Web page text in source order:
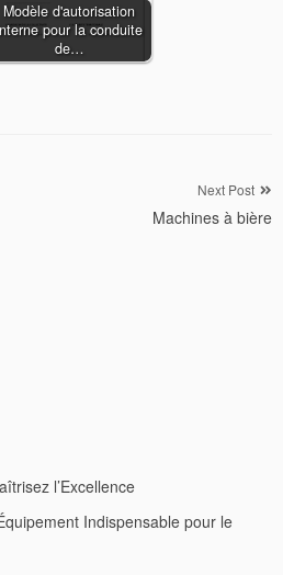
Modèle d'autorisation
pour la conduite
de…
Next Post
Machines à bière
l’Excellence
Indispensable pour le